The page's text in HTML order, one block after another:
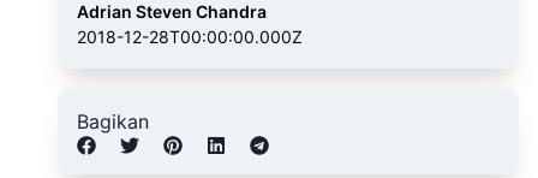
Adrian Steven Chandra
2018-12-28T00:00:00.000Z
Bagikan